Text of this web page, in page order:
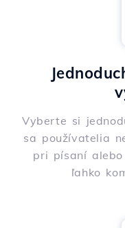
Vyberte si
sa používatelia
pri písaní
ľahko